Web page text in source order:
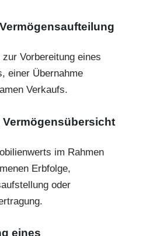
Vorbereitung eines
einer Übernahme
Verkaufs.
im Rahmen
Erbfolge,
oder
eines